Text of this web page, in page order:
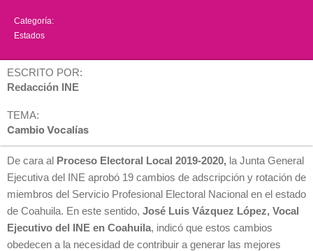
Categoría:
Estados
ESCRITO POR:
Redacción INE
TEMA:
Cambio Vocalías
De cara al Proceso Electoral Local 2019-2020, la Junta General
Ejecutiva del INE aprobó 19 cambios de adscripción y rotación de
miembros del Servicio Profesional Electoral Nacional en el estado
de Coahuila. En este sentido, José Luis Vázquez López, Vocal
Ejecutivo del INE en Coahuila, indicó que estos cambios
obedecen a la necesidad de contribuir a generar las mejores